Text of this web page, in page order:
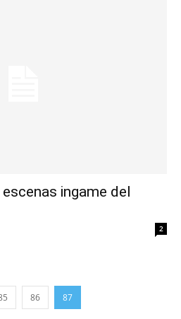
ingame del
2
86 87